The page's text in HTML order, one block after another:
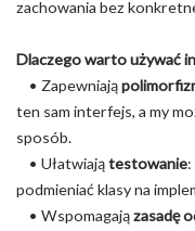
zachowania bez
Dlaczego warto używać
• Zapewniają
ten sam interfejs, a my
sposób.
• Ułatwiajątestowanie
podmieniać klasy na
• Wspomagajązasadę